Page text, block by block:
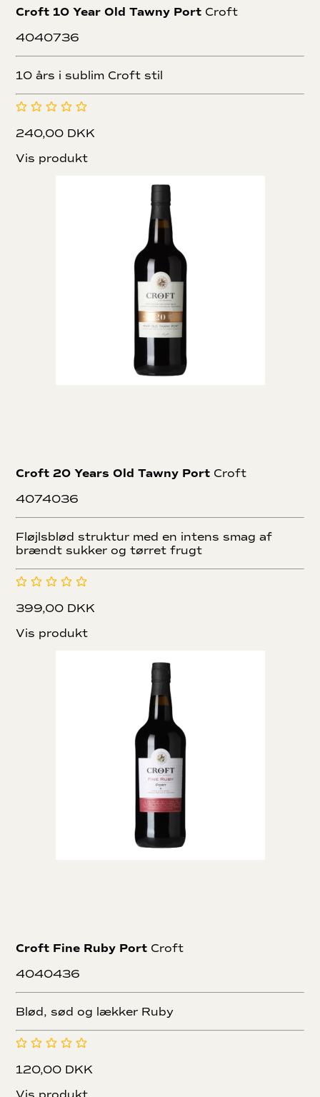
Croft 10 Year Old Tawny Port Croft
4040736
10 års i sublim Croft stil
240,00 DKK
Vis produkt
Croft 20 Years Old Tawny Port Croft
4074036
Fløjlsblød struktur med en intens smag af
brændt sukker og tørret frugt
399,00 DKK
Vis produkt
Croft Fine Ruby Port Croft
4040436
Blød, sød og lækker Ruby
120,00 DKK